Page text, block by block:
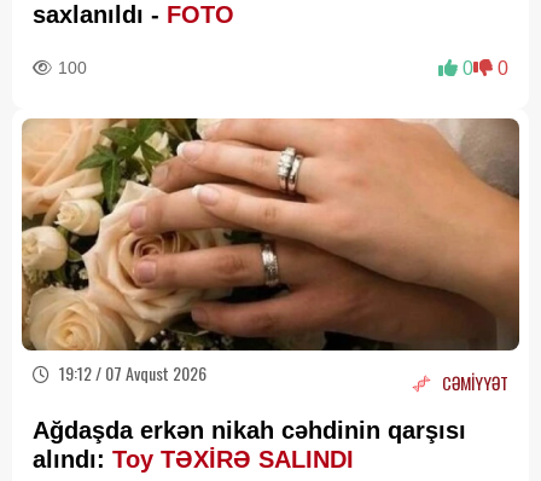
saxlanıldı - FOTO
100 0 0
19:12 / 07 Avqust 2026 CƏMİYYƏT
Ağdaşda erkən nikah cəhdinin qarşısı
alındı: Toy TƏXİRƏ SALINDI